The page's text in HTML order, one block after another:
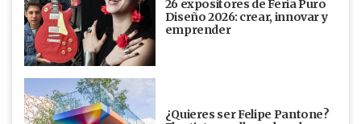
26 expositores de Feria Puro
Diseño 2026: crear, innovar y
emprender
¿Quieres ser Felipe Pantone?